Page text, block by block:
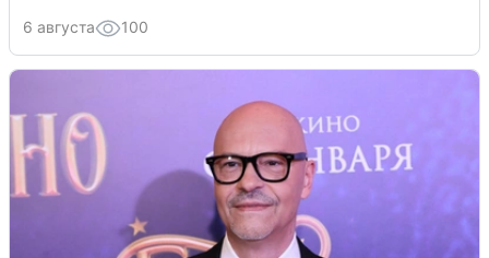
6 августа 100